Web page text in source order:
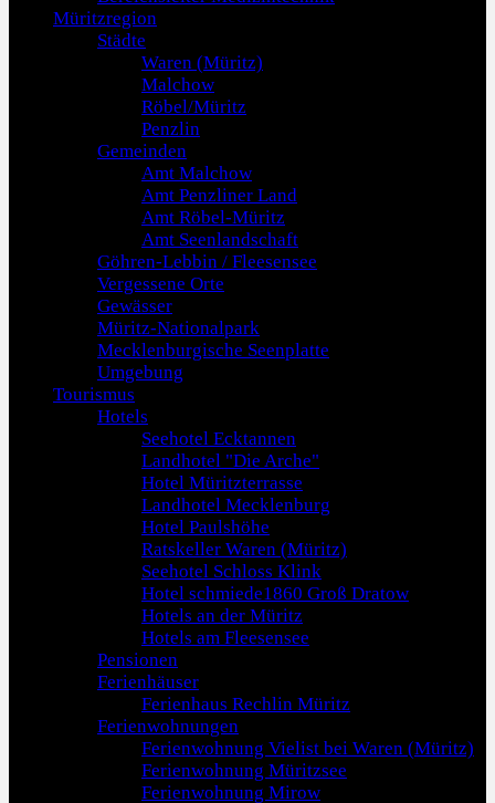
Müritzregion
Städte
Waren (Müritz)
Malchow
Röbel/Müritz
Penzlin
Gemeinden
Amt Malchow
Amt Penzliner Land
Amt Röbel-Müritz
Amt Seenlandschaft
Göhren-Lebbin / Fleesensee
Vergessene Orte
Gewässer
Müritz-Nationalpark
Mecklenburgische Seenplatte
Umgebung
Tourismus
Hotels
Seehotel Ecktannen
Landhotel "Die Arche"
Hotel Müritzterrasse
Landhotel Mecklenburg
Hotel Paulshöhe
Ratskeller Waren (Müritz)
Seehotel Schloss Klink
Hotel schmiede1860 Groß Dratow
Hotels an der Müritz
Hotels am Fleesensee
Pensionen
Ferienhäuser
Ferienhaus Rechlin Müritz
Ferienwohnungen
Ferienwohnung Vielist bei Waren (Müritz)
Ferienwohnung Müritzsee
Ferienwohnung Mirow